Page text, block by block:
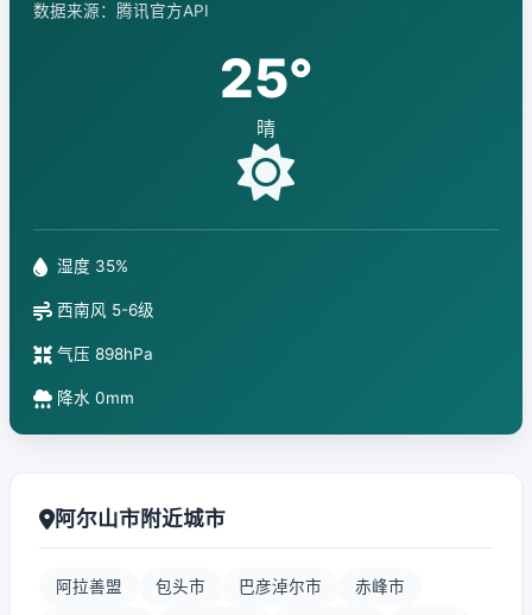
数据来源：腾讯官方API
25°
晴
湿度 35%
西南风 5-6级
气压 898hPa
降水 0mm
阿尔山市附近城市
阿拉善盟 包头市 巴彦淖尔市 赤峰市